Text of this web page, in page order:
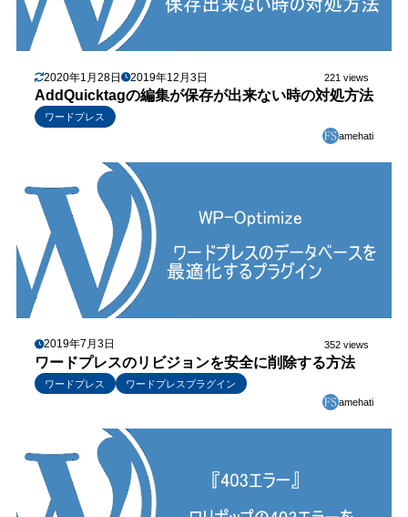
2020年1月28日 2019年12月3日 221 views
AddQuicktagの編集が保存が出来ない時の対処方法
ワードプレス
amehati
2019年7月3日 352 views
ワードプレスのリビジョンを安全に削除する方法
ワードプレス
ワードプレスプラグイン
amehati